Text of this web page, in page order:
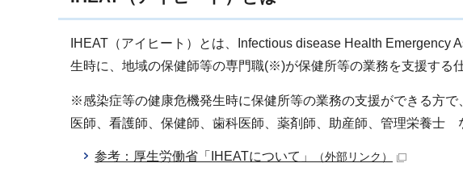
IHEAT（アイヒート）とは、Infectious disease Health Emergency
生時に、地域の保健師等の専門職(※)が保健所等の業務を支援する
※感染症等の健康危機発生時に保健所等の業務の支援ができる方で
医師、看護師、保健師、歯科医師、薬剤師、助産師、管理栄養士
参考：厚生労働省「IHEATについて」 （外部リンク）